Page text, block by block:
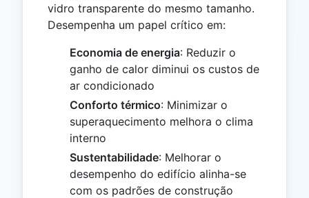
vidro transparente do mesmo tamanho.
Desempenha um papel crítico em:
Economia de energia: Reduzir o
ganho de calor diminui os custos de
ar condicionado
Conforto térmico: Minimizar o
superaquecimento melhora o clima
interno
Sustentabilidade: Melhorar o
desempenho do edifício alinha-se
com os padrões de construção